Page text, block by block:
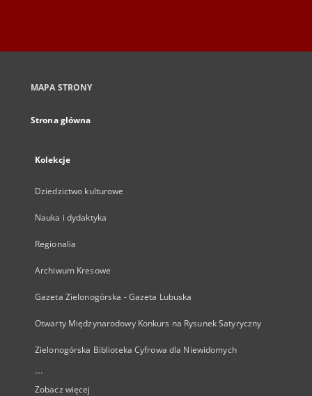
MAPA STRONY
Strona główna
Kolekcje
Dziedzictwo kulturowe
Nauka i dydaktyka
Regionalia
Archiwum Kresowe
Gazeta Zielonogórska - Gazeta Lubuska
Otwarty Międzynarodowy Konkurs na Rysunek Satyryczny
Zielonogórska Biblioteka Cyfrowa dla Niewidomych
...
Zobacz więcej